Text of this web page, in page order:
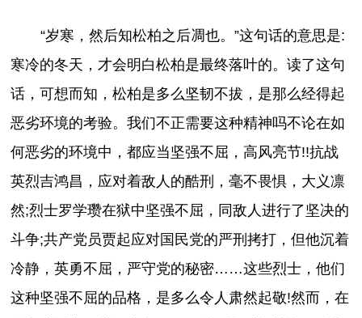
“岁寒，然后知松柏之后凋也。”这句话的意思是:
寒冷的冬天，才会明白松柏是最终落叶的。读了这句
话，可想而知，松柏是多么坚韧不拔，是那么经得起
恶劣环境的考验。我们不正需要这种精神吗不论在如
何恶劣的环境中，都应当坚强不屈，高风亮节!!抗战
英烈吉鸿昌，应对着敌人的酷刑，毫不畏惧，大义凛
然;烈士罗学瓒在狱中坚强不屈，同敌人进行了坚决的
斗争;共产党员贾起应对国民党的严刑拷打，但他沉着
冷静，英勇不屈，严守党的秘密……这些烈士，他们
这种坚强不屈的品格，是多么令人肃然起敬!然而，在